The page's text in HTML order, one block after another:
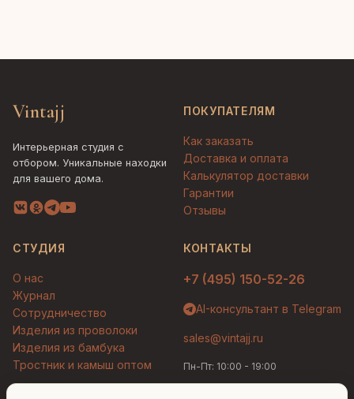
Vintajj
Интерьерная студия с
отбором. Уникальные находки
для вашего дома.
ПОКУПАТЕЛЯМ
Как заказать
Доставка и оплата
Калькулятор доставки
Гарантии
Отзывы
СТУДИЯ
О нас
Журнал
Сотрудничество
Изделия из проволоки
Изделия из бамбука
Тростник и камыш оптом
КОНТАКТЫ
+7 (495) 150-52-26
AI-консультант в Telegram
sales@vintajj.ru
Пн-Пт: 10:00 - 19:00
Людмила